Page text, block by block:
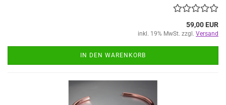
59,00 EUR
inkl. 19% MwSt. zzgl. Versand
IN DEN WARENKORB